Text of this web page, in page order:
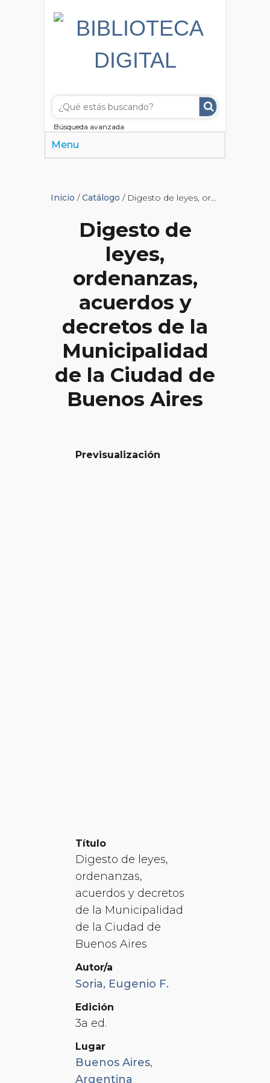
Búsqueda avanzada
Menu
Inicio /Catálogo / Digesto de leyes, ordenanzas, acuerdos y decretos de la Municipalidad de la Ciudad de Buenos Aires
Digesto de
leyes,
ordenanzas,
acuerdos y
decretos de la
Municipalidad
de la Ciudad de
Buenos Aires
Previsualización
Título
Digesto de leyes,
ordenanzas,
acuerdos y decretos
de la Municipalidad
de la Ciudad de
Buenos Aires
Autor/a
Soria, Eugenio F.
Edición
3a ed.
Lugar
Buenos Aires,
Argentina